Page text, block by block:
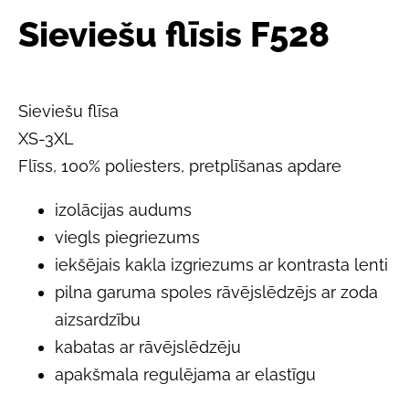
Sieviešu flīsis F528
Sieviešu flīsa
XS-3XL
Flīss, 100% poliesters, pretplīšanas apdare
izolācijas audums
viegls piegriezums
iekšējais kakla izgriezums ar kontrasta lenti
pilna garuma spoles rāvējslēdzējs ar zoda
aizsardzību
kabatas ar rāvējslēdzēju
apakšmala regulējama ar elastīgu